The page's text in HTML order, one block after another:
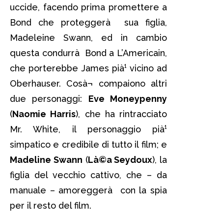
uccide, facendo prima promettere a
Bond che proteggerà sua figlia,
Madeleine Swann, ed in cambio
questa condurrà Bond a L’Americain,
che porterebbe James pià¹ vicino ad
Oberhauser. Cosà¬ compaiono altri
due personaggi: Eve Moneypenny
(Naomie Harris), che ha rintracciato
Mr. White, il personaggio pià¹
simpatico e credibile di tutto il film; e
Madeline Swann (Là©a Seydoux), la
figlia del vecchio cattivo, che – da
manuale – amoreggerà con la spia
per il resto del film.